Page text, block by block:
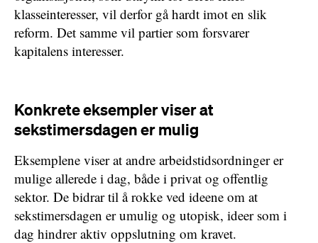
klasseinteresser, vil derfor gå hardt imot en slik
reform. Det samme vil partier som forsvarer
kapitalens interesser.
Konkrete eksempler viser at
sekstimersdagen er mulig
Eksemplene viser at andre arbeidstidsordninger er
mulige allerede i dag, både i privat og offentlig
sektor. De bidrar til å rokke ved ideene om at
sekstimersdagen er umulig og utopisk, ideer som i
dag hindrer aktiv oppslutning om kravet.